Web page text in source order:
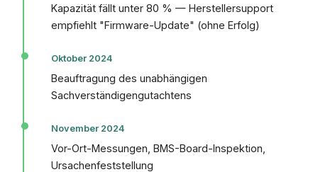
Kapazität fällt unter 80 % — Herstellersupport
empfiehlt "Firmware-Update" (ohne Erfolg)
Oktober 2024
Beauftragung des unabhängigen
Sachverständigengutachtens
November 2024
Vor-Ort-Messungen, BMS-Board-Inspektion,
Ursachenfeststellung